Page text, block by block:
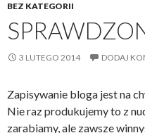
BEZ KATEGORII
3 LUTEGO 2014 DODAJ
Zapisywanie bloga jest na
Nie raz produkujemy to z
zarabiamy, ale zawsze